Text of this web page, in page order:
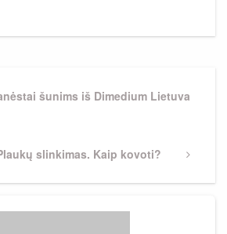
šunims iš Dimedium Lietuva
slinkimas. Kaip kovoti?